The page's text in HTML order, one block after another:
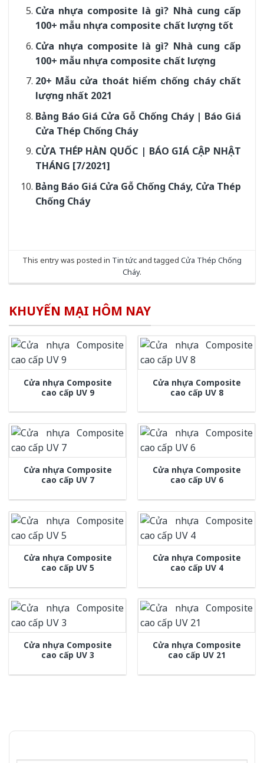
Cửa nhựa composite là gì? Nhà cung cấp
100+ mẫu nhựa composite chất lượng tốt
Cửa nhựa composite là gì? Nhà cung cấp
100+ mẫu nhựa composite chất lượng
20+ Mẫu cửa thoát hiểm chống cháy chất
lượng nhất 2021
Bảng Báo Giá Cửa Gỗ Chống Cháy | Báo Giá
Cửa Thép Chống Cháy
CỬA THÉP HÀN QUỐC | BÁO GIÁ CẬP NHẬT
THÁNG [7/2021]
Bảng Báo Giá Cửa Gỗ Chống Cháy, Cửa Thép
Chống Cháy
This entry was posted in Tin tức and tagged Cửa Thép Chống
Cháy.
KHUYẾN MẠI HÔM NAY
Cửa nhựa Composite
cao cấp UV 9
Cửa nhựa Composite
cao cấp UV 8
Cửa nhựa Composite
cao cấp UV 7
Cửa nhựa Composite
cao cấp UV 6
Cửa nhựa Composite
cao cấp UV 5
Cửa nhựa Composite
cao cấp UV 4
Cửa nhựa Composite
cao cấp UV 3
Cửa nhựa Composite
cao cấp UV 21